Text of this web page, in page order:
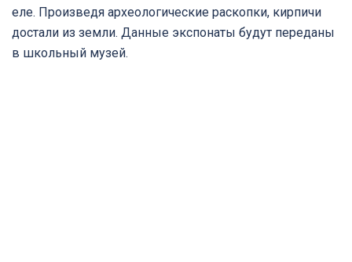
еле. Произведя археологические раскопки, кирпичи
достали из земли. Данные экспонаты будут переданы
в школьный музей.